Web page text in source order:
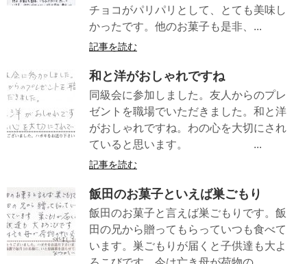
チョコがパリパリとして、とても美味し
かったです。他のお菓子も是非、...
記事を読む
和と洋がおしゃれですね
同級会に参加しました。友人からのプレ
ゼントを職場でいただきました。和と洋
がおしゃれですね。わの心を大切にされ
ていると思います。 ...
記事を読む
飯田のお菓子といえば巣ごもり
飯田のお菓子と言えば巣ごもりです。飯
田の兄から贈ってもらっていつも食べて
います。巣ごもりが届くと子供達も大よ